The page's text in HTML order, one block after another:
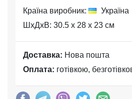
Країна виробник:
Україна
ШхДхВ: 30.5 x 28 x 23 см
Доставка: Нова пошта
Оплата: готівкою,